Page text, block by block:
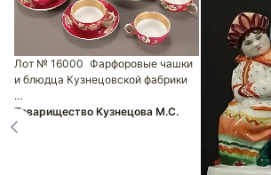
Лот № 16000 Фарфоровые чашки
и блюдца Кузнецовской фабрики
…
Товарищество Кузнецова М.С.